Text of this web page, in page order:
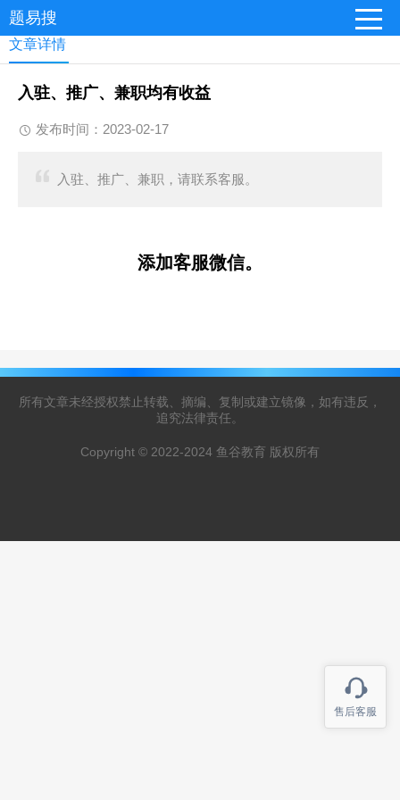
题易搜
文章详情
入驻、推广、兼职均有收益
发布时间：2023-02-17
入驻、推广、兼职，请联系客服。
添加客服微信。
所有文章未经授权禁止转载、摘编、复制或建立镜像，如有违反，
追究法律责任。
Copyright © 2022-2024 鱼谷教育 版权所有
售后客服